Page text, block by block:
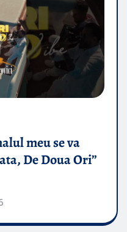
meu se va
De Doua Ori”